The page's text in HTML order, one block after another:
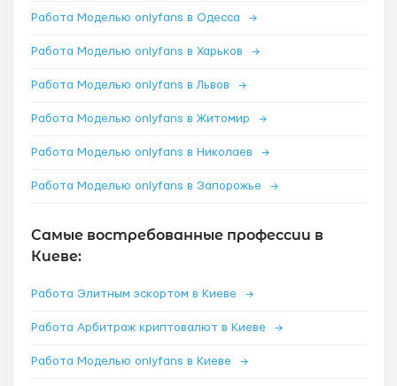
Работа Моделью onlyfans в Одесса →
Работа Моделью onlyfans в Харьков →
Работа Моделью onlyfans в Львов →
Работа Моделью onlyfans в Житомир →
Работа Моделью onlyfans в Николаев →
Работа Моделью onlyfans в Запорожье →
Самые востребованные профессии в
Киеве:
Работа Элитным эскортом в Киеве →
Работа Арбитраж криптовалют в Киеве →
Работа Моделью onlyfans в Киеве →